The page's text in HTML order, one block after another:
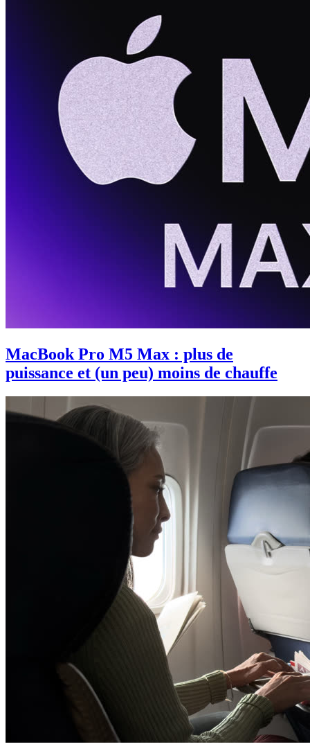
MacBook Pro M5 Max : plus de
puissance et (un peu) moins de chauffe